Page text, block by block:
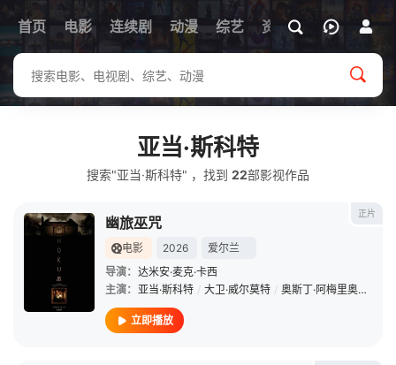
首页 电影 连续剧 动漫 综艺 资讯
亚当·斯科特
搜索"亚当·斯科特" ，找到 22部影视作品
正片
幽旅巫咒
电影 2026
爱尔兰
导演： 达米安·麦克·卡西
主演： 亚当·斯科特 / 大卫·威尔莫特 / 奥斯丁·阿梅里奥 /
立即播放